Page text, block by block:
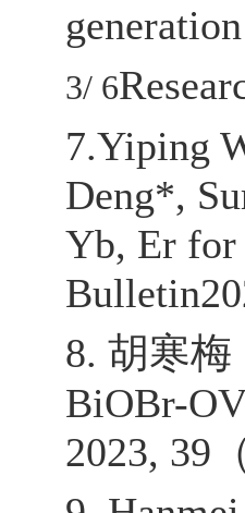
3/ 6
7.Yiping
Deng*,
Yb, Er for
8. 胡寒梅
BiOBr-
2023, 39 （